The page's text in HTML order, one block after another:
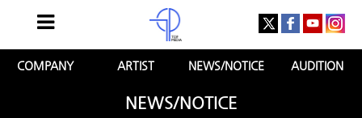
COMPANY ARTIST NEWS/NOTICE AUDITION
NEWS/NOTICE